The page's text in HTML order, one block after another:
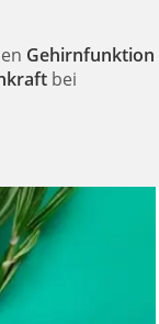
Gehirnfunktion
bei